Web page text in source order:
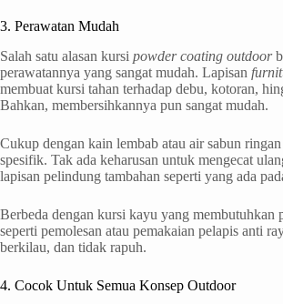
3. Perawatan Mudah
Salah satu alasan kursi powder coating outdoor
perawatannya yang sangat mudah. Lapisan
membuat kursi tahan terhadap debu, kotoran,
Bahkan, membersihkannya pun sangat mudah.
Cukup dengan kain lembab atau air sabun
spesifik. Tak ada keharusan untuk mengecat
lapisan pelindung tambahan seperti yang ada
Berbeda dengan kursi kayu yang membutuhkan
seperti pemolesan atau pemakaian pelapis anti
berkilau, dan tidak rapuh.
4. Cocok Untuk Semua Konsep Outdoor